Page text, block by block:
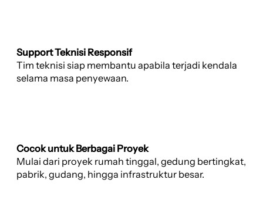
Support Teknisi Responsif
Tim teknisi siap membantu apabila terjadi kendala
selama masa penyewaan.
Cocok untuk Berbagai Proyek
Mulai dari proyek rumah tinggal, gedung bertingkat,
pabrik, gudang, hingga infrastruktur besar.